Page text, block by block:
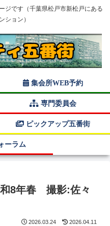
ジです（千葉県松戸市新松戸にある
ション）
集会所WEB予約
専門委員会
ピックアップ五番街
ーラム
8年春 撮影:佐々
2026.03.24 2026.04.11